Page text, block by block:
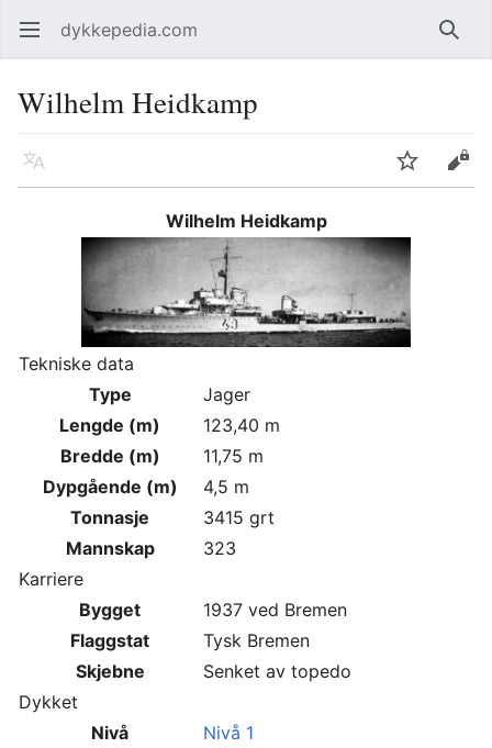
Åpne hovedmenyen dykkepedia.com Søk
Wilhelm Heidkamp
Språk Overvåk Rediger
Wilhelm Heidkamp
Tekniske data
Type
Jager
Lengde (m)
123,40 m
Bredde (m)
11,75 m
Dypgående (m)
4,5 m
Tonnasje
3415 grt
Mannskap
323
Karriere
Bygget
1937 ved Bremen
Flaggstat
Tysk Bremen
Skjebne
Senket av topedo
Dykket
Nivå
Nivå 1